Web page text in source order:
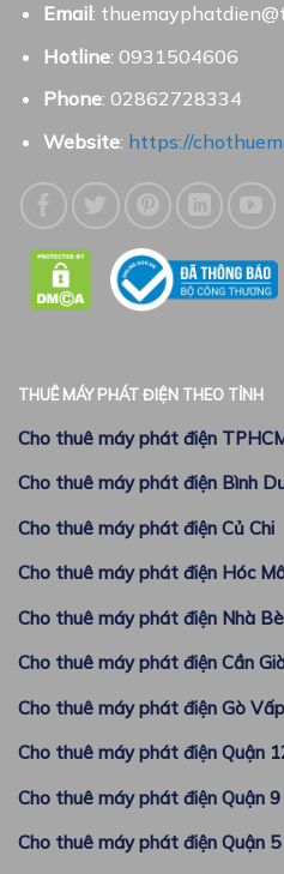
Email:
Hotline: 0931504606
Phone: 02862728334
Website: https://
THUÊ MÁY PHÁT ĐIỆN THEO TỈNH
Cho thuê máy phát điện
Cho thuê máy phát điện Bình
Cho thuê máy phát điện Củ Chi
Cho thuê máy phát điện Hóc
Cho thuê máy phát điện Nhà Bè
Cho thuê máy phát điện Cần
Cho thuê máy phát điện Gò Vấp
Cho thuê máy phát điện Quận
Cho thuê máy phát điện Quận 9
Cho thuê máy phát điện Quận 5